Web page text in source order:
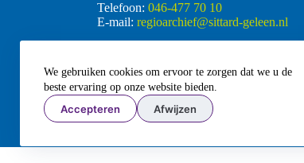
We gebruiken cookies om ervoor te zorgen dat we u de
beste ervaring op onze website bieden.
Accepteren Afwijzen
Telefoon: 046-477 70 10
E-mail: regioarchief@sittard-geleen.nl
LinkedIn